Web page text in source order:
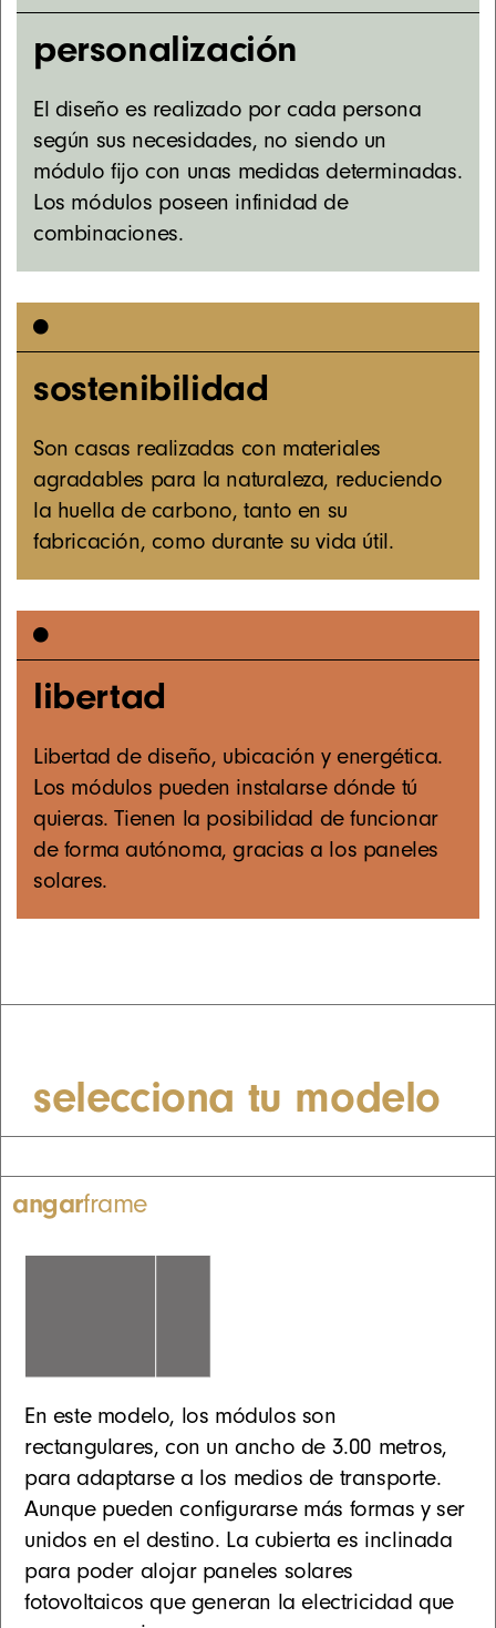
personalización
El diseño es realizado por cada persona
según sus necesidades, no siendo un
módulo fijo con unas medidas determinadas.
Los módulos poseen infinidad de
combinaciones.
sostenibilidad
Son casas realizadas con materiales
agradables para la naturaleza, reduciendo
la huella de carbono, tanto en su
fabricación, como durante su vida útil.
libertad
Libertad de diseño, ubicación y energética.
Los módulos pueden instalarse dónde tú
quieras. Tienen la posibilidad de funcionar
de forma autónoma, gracias a los paneles
solares.
selecciona tu modelo
angarframe
En este modelo, los módulos son
rectangulares, con un ancho de 3.00 metros,
para adaptarse a los medios de transporte.
Aunque pueden configurarse más formas y ser
unidos en el destino. La cubierta es inclinada
para poder alojar paneles solares
fotovoltaicos que generan la electricidad que